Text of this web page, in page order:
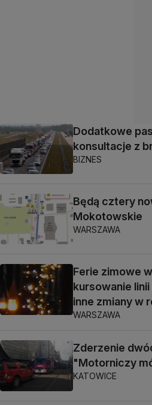
Dodatkowe
konsultacje z
BIZNES
Będą cztery
Mokotowskie
WARSZAWA
Ferie zimowe
kursowanie
inne zmiany w
WARSZAWA
Zderzenie
"Motorniczy
KATOWICE